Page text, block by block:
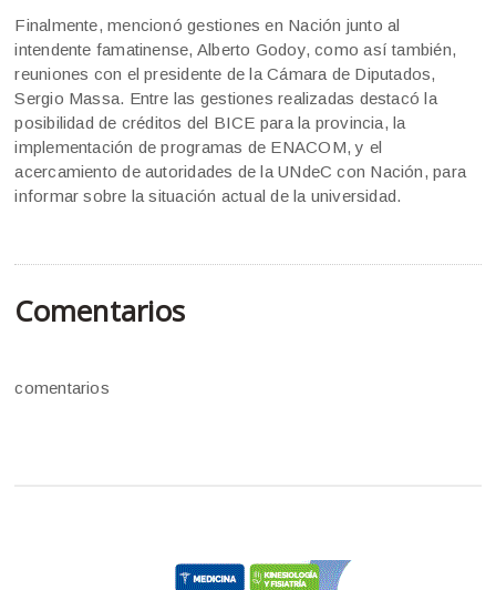
Finalmente, mencionó gestiones en Nación junto al
intendente famatinense, Alberto Godoy, como así también,
reuniones con el presidente de la Cámara de Diputados,
Sergio Massa. Entre las gestiones realizadas destacó la
posibilidad de créditos del BICE para la provincia, la
implementación de programas de ENACOM, y el
acercamiento de autoridades de la UNdeC con Nación, para
informar sobre la situación actual de la universidad.
Comentarios
comentarios